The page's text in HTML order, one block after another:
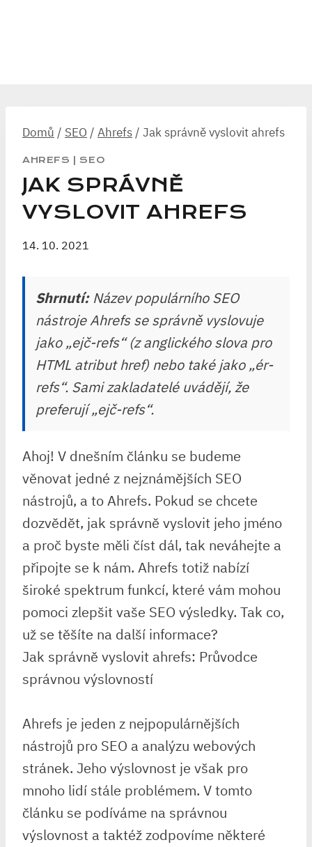
Domů / SEO / Ahrefs / Jak správně vyslovit ahrefs
AHREFS |SEO
JAK SPRÁVNĚ
VYSLOVIT AHREFS
14. 10. 2021
Shrnutí:Název populárního SEO
nástroje Ahrefs se správně vyslovuje
jako „ejč-refs“ (z anglického slova pro
HTML atribut href) nebo také jako „ér-
refs“. Sami zakladatelé uvádějí, že
preferují „ejč-refs“.
Ahoj! V dnešním článku se budeme
věnovat jedné z nejznámějších SEO
nástrojů, a to Ahrefs. Pokud se chcete
dozvědět, jak správně vyslovit jeho jméno
a proč byste měli číst dál, tak neváhejte a
připojte se k nám. Ahrefs totiž nabízí
široké spektrum funkcí, které vám mohou
pomoci zlepšit vaše SEO výsledky. Tak co,
už se těšíte na další informace?
Jak správně vyslovit ahrefs: Průvodce
správnou výslovností
Ahrefs je jeden z nejpopulárnějších
nástrojů pro SEO a analýzu webových
stránek. Jeho výslovnost je však pro
mnoho lidí stále problémem. V tomto
článku se podíváme na správnou
výslovnost a taktéž zodpovíme některé